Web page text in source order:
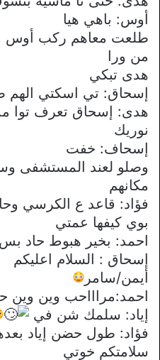
أوس: باهي هيا
طلعت معاهم ركب أوس
من ورا
هدى تبكي
إسحاق: تي اسكتي الهم
هدى: إسحاق تعرف توا
نوريك
إسحاف: خفت
وصلو لعند المستشفى
مكانهم
فؤاد: قاعد ع الكرسي
بوي كيفها عمتي
احمد: بخير هبوط حاد بس
إسحاق : السلام اعليكم
أيمن/سامر
احمد:مراااحب وين وين
إياد: سلمك شن في
فؤاد: طول حضن إياد
سلامتكم خوتي